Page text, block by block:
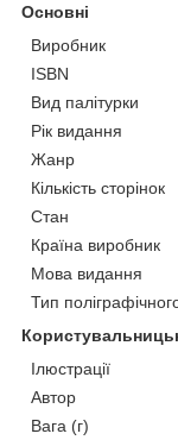
Основні
Виробник
ISBN
Вид палітурки
Рік видання
Жанр
Кількість сторінок
Стан
Країна виробник
Мова видання
Тип
Ілюстрації
Автор
Вага (г)